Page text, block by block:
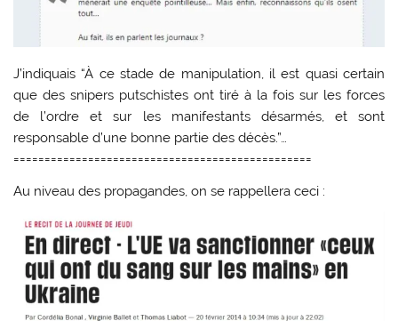
J’indiquais “À ce stade de manipulation, il est quasi certain
que des snipers putschistes ont tiré à la fois sur les forces
de l’ordre et sur les manifestants désarmés, et sont
responsable d’une bonne partie des décès.”…
================================================
Au niveau des propagandes, on se rappellera ceci :